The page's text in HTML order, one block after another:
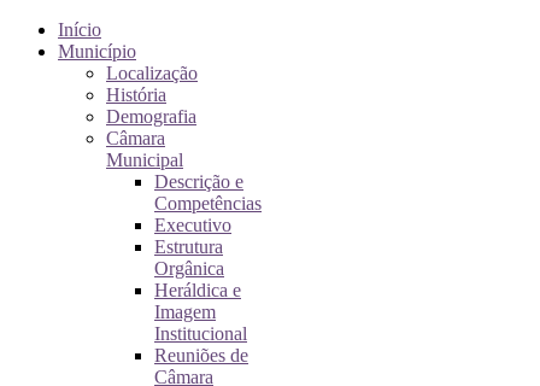
Início
Município
Localização
História
Demografia
Câmara
Municipal
Descrição e
Competências
Executivo
Estrutura
Orgânica
Heráldica e
Imagem
Institucional
Reuniões de
Câmara